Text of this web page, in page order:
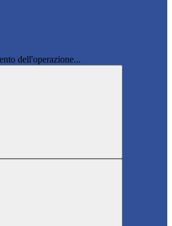
dell'operazione...